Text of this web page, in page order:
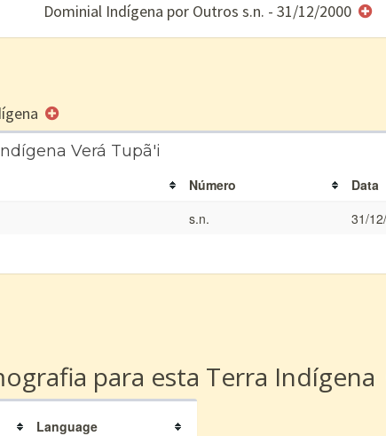
Dominial Indígena por Outros s.n. - 31/12/2000
Verá Tupã'i
Número Data
s.n. 31/
para esta Terra Indígena
Language